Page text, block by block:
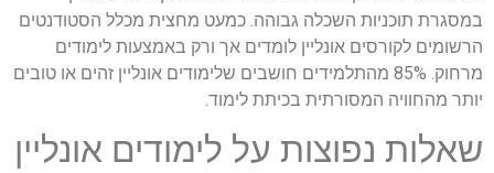
במסגרת תוכניות השכלה גבוהה. כמעט מחצית מכלל הסטודנטים
הרשומים לקורסים אונליין לומדים אך ורק באמצעות לימודים
מרחוק. 85% מהתלמידים חושבים שלימודים אונליין זהים או טובים
יותר מהחוויה המסורתית בכיתת לימוד.
שאלות נפוצות על לימודים אונליין